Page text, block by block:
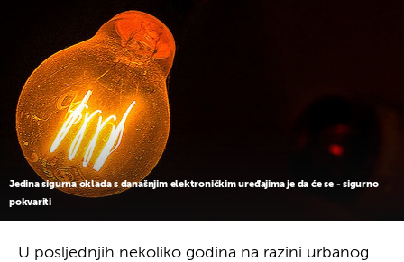
Jedina sigurna oklada s današnjim elektroničkim uređajima je da će se - sigurno
pokvariti
U posljednjih nekoliko godina na razini urbanog